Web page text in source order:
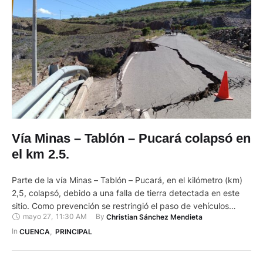
Vía Minas – Tablón – Pucará colapsó en
el km 2.5.
Parte de la vía Minas – Tablón – Pucará, en el kilómetro (km)
2,5, colapsó, debido a una falla de tierra detectada en este
sitio. Como prevención se restringió el paso de vehículos
pesados. La vía alterna es la Tendales - San Rafael de Sharug
– Pucará, que está en malas condiciones pues es de …
mayo 27, 11:30 AM By Christian Sánchez Mendieta
In CUENCA PRINCIPAL